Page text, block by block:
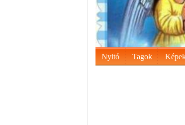
Nyitó Tagok